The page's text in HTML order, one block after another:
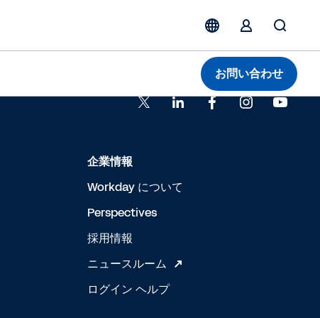
お問い合わせ
企業情報
Workday について
Perspectives
採用情報
ニュースルーム
ログイン ヘルプ